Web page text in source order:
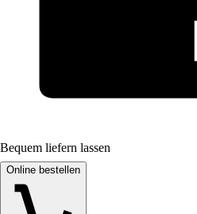
Bequem liefern lassen
Online bestellen